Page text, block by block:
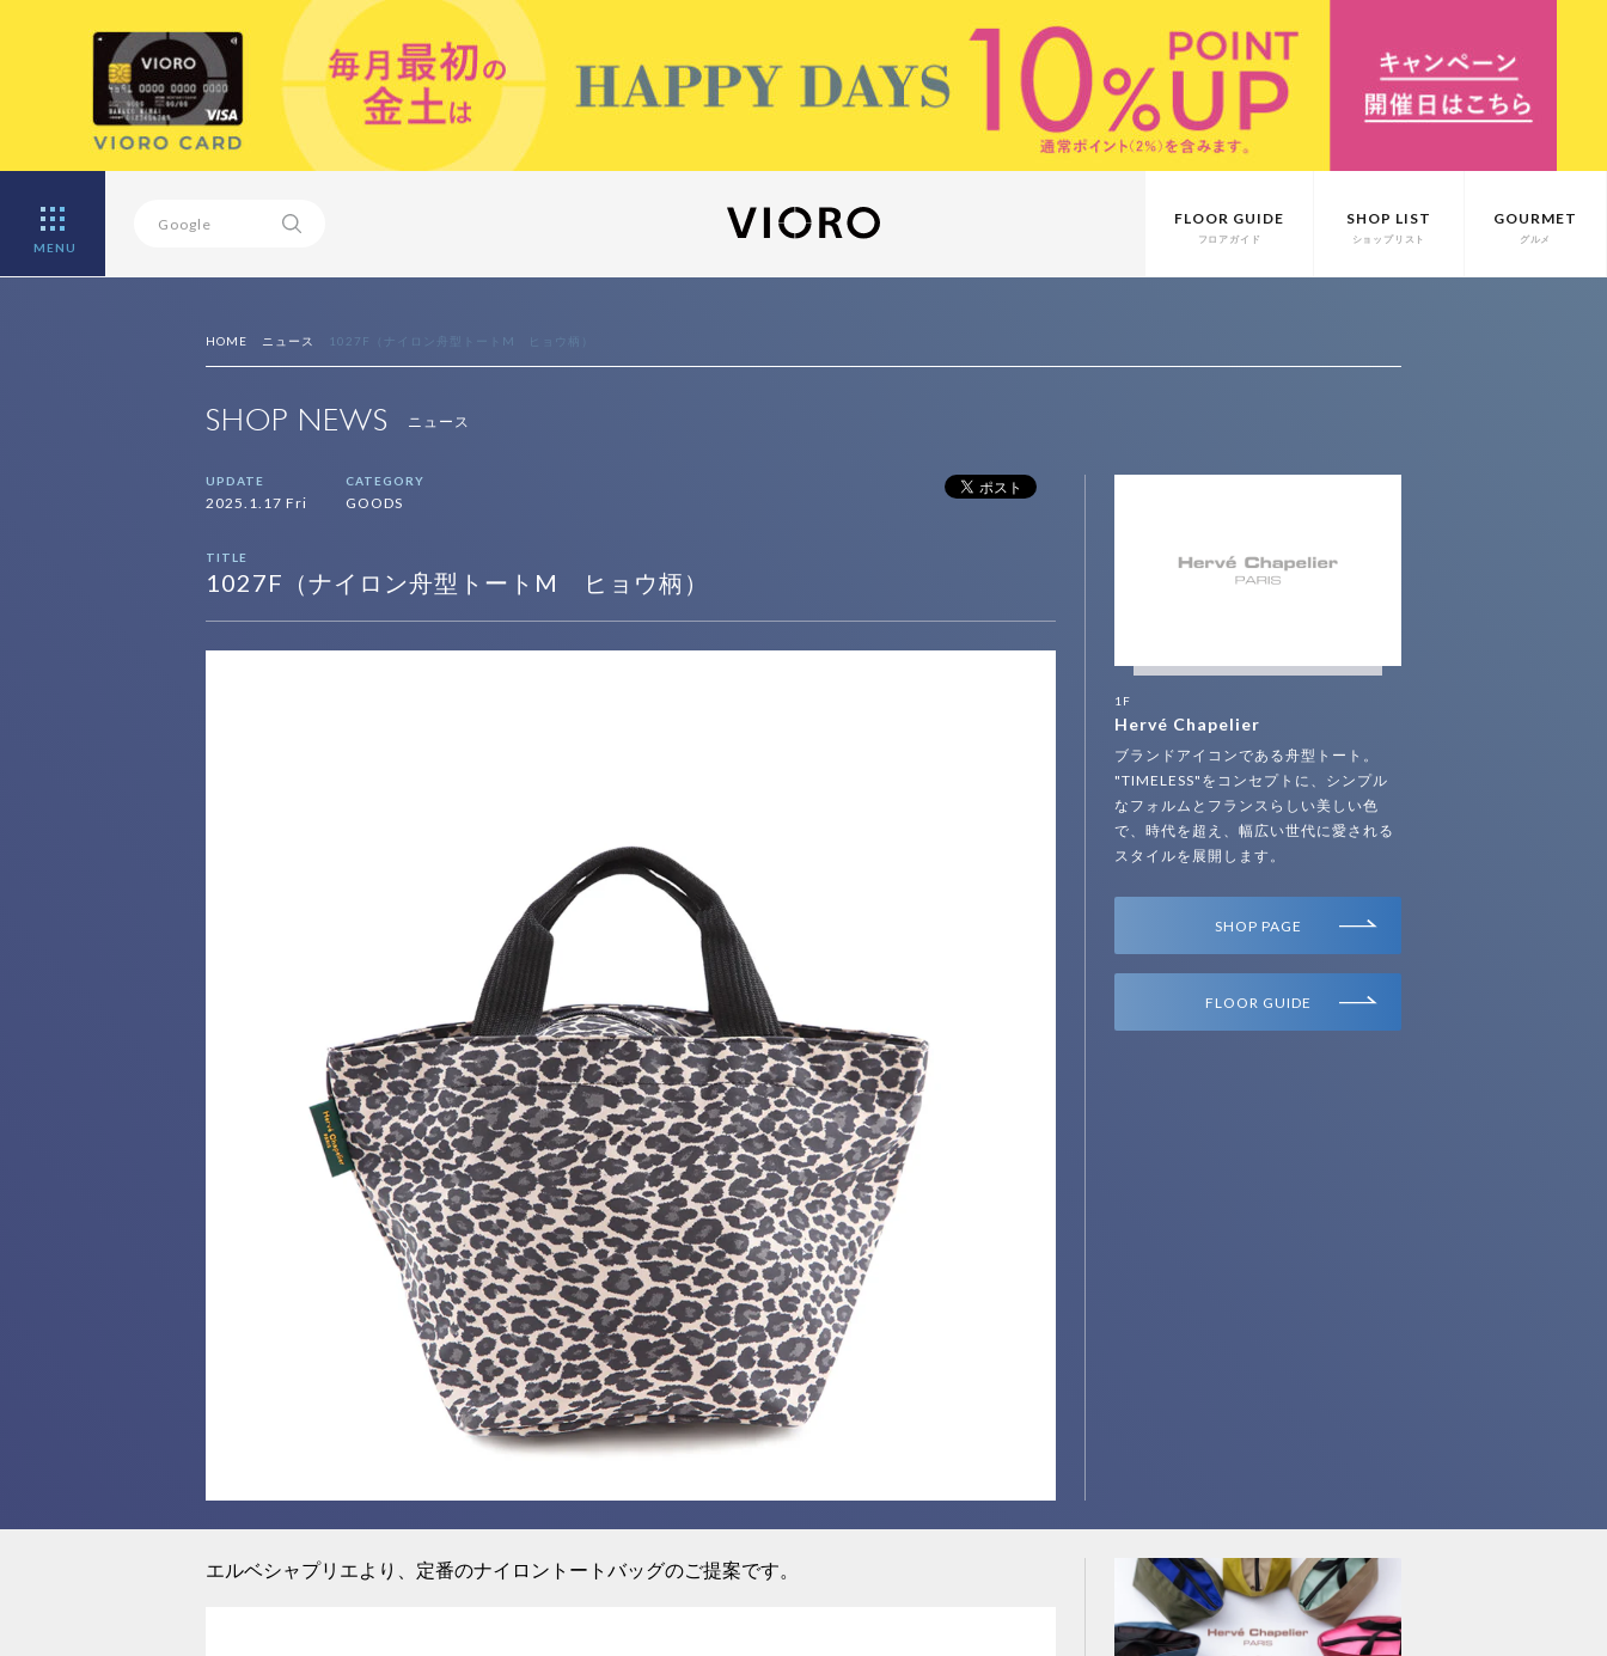
MENU
FLOOR GUIDE
フロアガイド
SHOP LIST
ショップリスト
GOURMET
グルメ
HOME ニュース 1027F（ナイロン舟型トートM ヒョウ柄）
SHOP NEWS ニュース
UPDATE
2025.1.17 Fri
CATEGORY
GOODS
TITLE
1027F（ナイロン舟型トートM ヒョウ柄）
1F
Hervé Chapelier
ブランドアイコンである舟型トート。
"TIMELESS"をコンセプトに、シンプル
なフォルムとフランスらしい美しい色
で、時代を超え、幅広い世代に愛される
スタイルを展開します。
SHOP PAGE
FLOOR GUIDE
エルベシャプリエより、定番のナイロントートバッグのご提案です。